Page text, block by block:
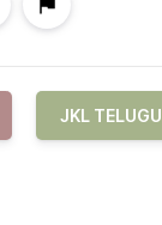
JKL TELUGU